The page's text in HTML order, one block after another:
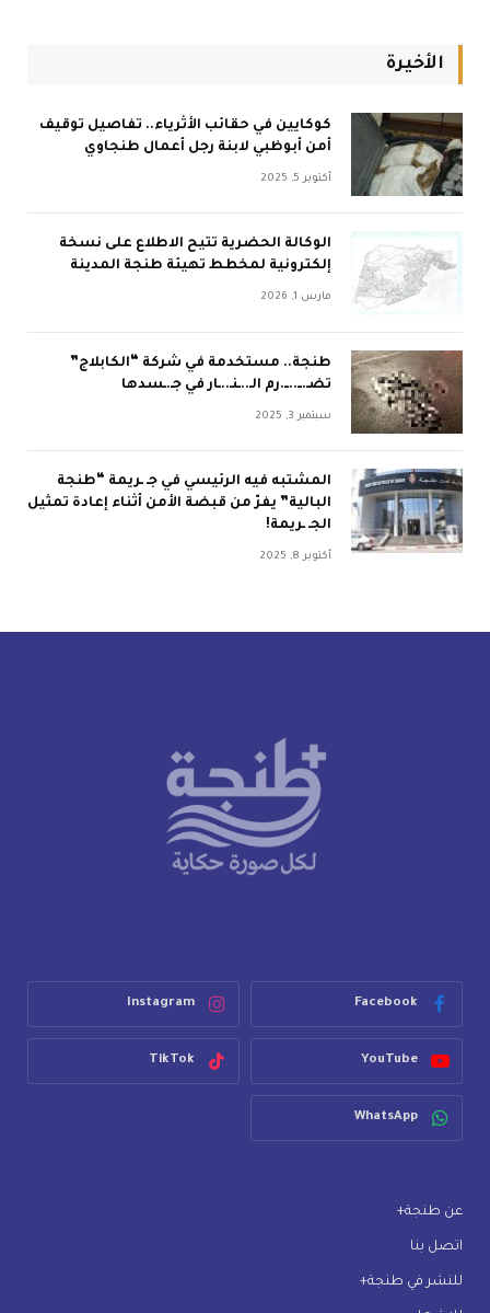
الأخيرة
كوكايين في حقائب الأثرياء.. تفاصيل توقيف
أمن أبوظبي لابنة رجل أعمال طنجاوي
أكتوبر 5, 2025
الوكالة الحضرية تتيح الاطلاع على نسخة
إلكترونية لمخطط تهيئة طنجة المدينة
مارس 1, 2026
طنجة.. مستخدمة في شركة “الكابلاج”
تضـ.ــ..ــ.رم الـ..ـنـ..ـار في جـ.ـسدها
سبتمبر 3, 2025
المشتبه فيه الرئيسي في جـ ـريمة “طنجة
البالية” يفرّ من قبضة الأمن أثناء إعادة تمثيل
الجـ ـريمة!
أكتوبر 8, 2025
Facebook
Instagram
YouTube
TikTok
WhatsApp
عن طنجة+
اتصل بنا
للنشر في طنجة+